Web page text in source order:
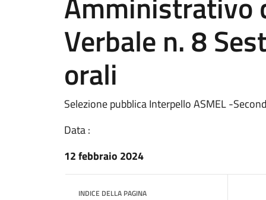
Verbale n. 8
orali
Selezione pubblica Interpello ASMEL -
Data :
12 febbraio 2024
INDICE DELLA PAGINA